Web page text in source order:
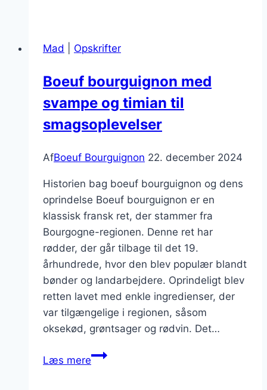
og
krydderurter
Mad Opskrifter
Boeuf bourguignon med
svampe og timian til
smagsoplevelser
AfBoeuf Bourguignon 22. december 2024
Historien bag boeuf bourguignon og dens
oprindelse Boeuf bourguignon er en
klassisk fransk ret, der stammer fra
Bourgogne-regionen. Denne ret har
rødder, der går tilbage til det 19.
århundrede, hvor den blev populær blandt
bønder og landarbejdere. Oprindeligt blev
retten lavet med enkle ingredienser, der
var tilgængelige i regionen, såsom
oksekød, grøntsager og rødvin. Det…
Læs mereBoeuf